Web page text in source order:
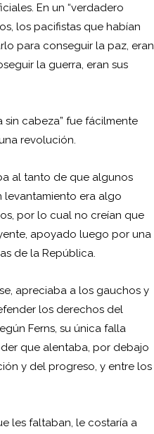
En un “verdadero
los pacifistas que habían
para conseguir la paz, eran
la guerra, eran sus
cabeza” fue fácilmente
revolución.
al tanto de que algunos
levantamiento era algo
por lo cual no creían que
apoyado luego por una
de la República.
apreciaba a los gauchos y
los derechos del
Ferns, su única falla
que alentaba, por debajo
y del progreso, y entre los
les faltaban, le costaría a